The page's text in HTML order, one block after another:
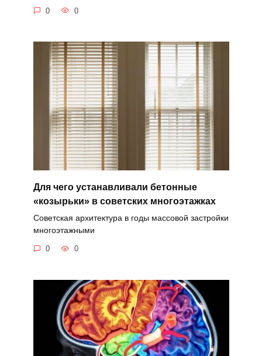
0 0
Для чего устанавливали бетонные
«козырьки» в советских многоэтажках
Советская архитектура в годы массовой застройки
многоэтажными
0 0